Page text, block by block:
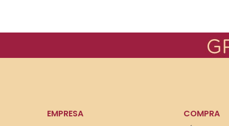
EMPRESA COMPRA